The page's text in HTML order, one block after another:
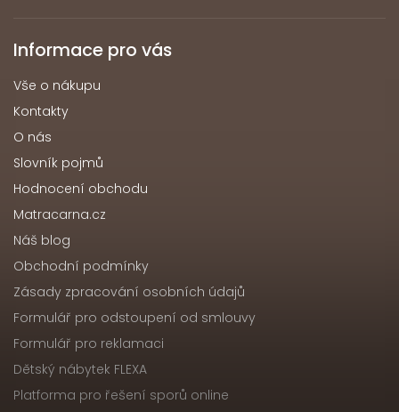
Informace pro vás
Vše o nákupu
Kontakty
O nás
Slovník pojmů
Hodnocení obchodu
Matracarna.cz
Náš blog
Obchodní podmínky
Zásady zpracování osobních údajů
Formulář pro odstoupení od smlouvy
Formulář pro reklamaci
Dětský nábytek FLEXA
Platforma pro řešení sporů online